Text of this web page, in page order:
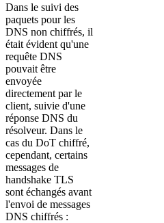
Dans le suivi des
paquets pour les
DNS non chiffrés, il
était évident qu'une
requête DNS
pouvait être
envoyée
directement par le
client, suivie d'une
réponse DNS du
résolveur. Dans le
cas du DoT chiffré,
cependant, certains
messages de
handshake TLS
sont échangés avant
l'envoi de messages
DNS chiffrés :